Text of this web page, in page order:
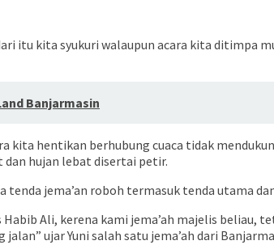
itu kita syukuri walaupun acara kita ditimpa
Banjarmasin
kita hentikan berhubung cuaca tidak
hujan lebat disertai petir.
tenda jema’an roboh termasuk tenda utama
Ali, kerena kami jema’ah majelis
ujar Yuni salah satu jema’ah dari